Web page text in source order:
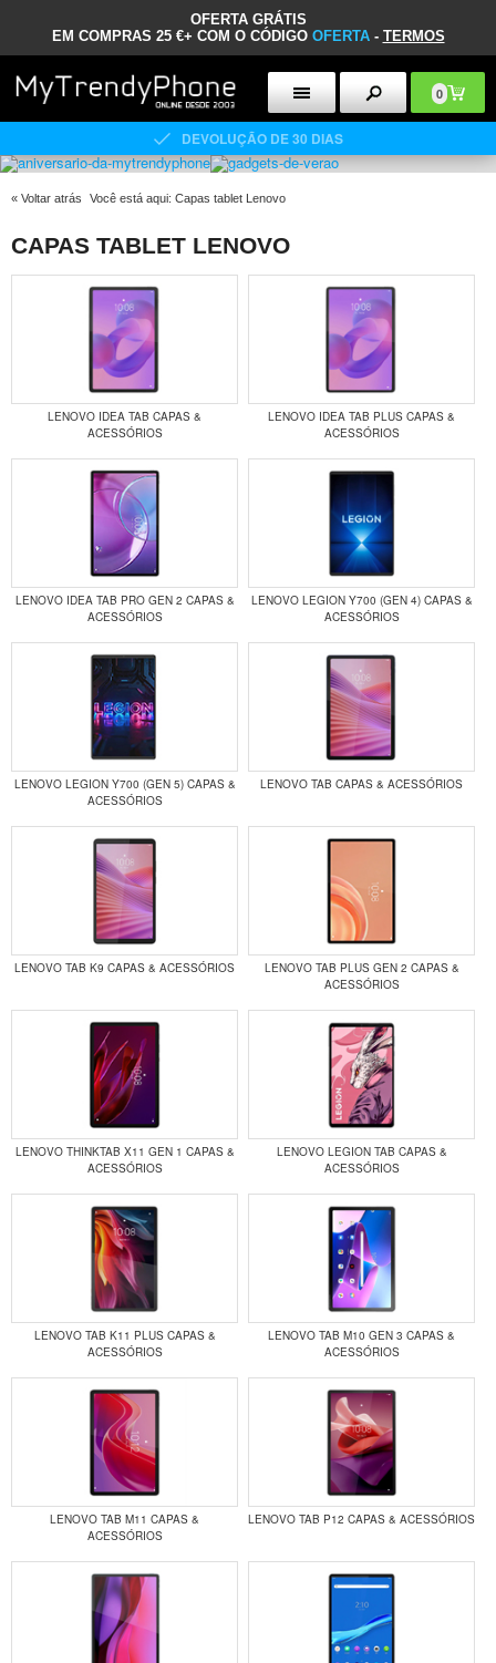
OFERTA GRÁTIS
EM COMPRAS 25 €+ COM O CÓDIGO OFERTA- TERMOS
0
DEVOLUÇÃO DE 30 DIAS
« Voltar atrás Você está aqui: Capas tablet Lenovo
CAPAS TABLET LENOVO
LENOVO IDEA TAB CAPAS &
ACESSÓRIOS
LENOVO IDEA TAB PLUS CAPAS &
ACESSÓRIOS
LENOVO IDEA TAB PRO GEN 2 CAPAS &
ACESSÓRIOS
LENOVO LEGION Y700 (GEN 4) CAPAS &
ACESSÓRIOS
LENOVO LEGION Y700 (GEN 5) CAPAS &
ACESSÓRIOS
LENOVO TAB CAPAS & ACESSÓRIOS
LENOVO TAB K9 CAPAS & ACESSÓRIOS
LENOVO TAB PLUS GEN 2 CAPAS &
ACESSÓRIOS
LENOVO THINKTAB X11 GEN 1 CAPAS &
ACESSÓRIOS
LENOVO LEGION TAB CAPAS &
ACESSÓRIOS
LENOVO TAB K11 PLUS CAPAS &
ACESSÓRIOS
LENOVO TAB M10 GEN 3 CAPAS &
ACESSÓRIOS
LENOVO TAB M11 CAPAS &
ACESSÓRIOS
LENOVO TAB P12 CAPAS & ACESSÓRIOS